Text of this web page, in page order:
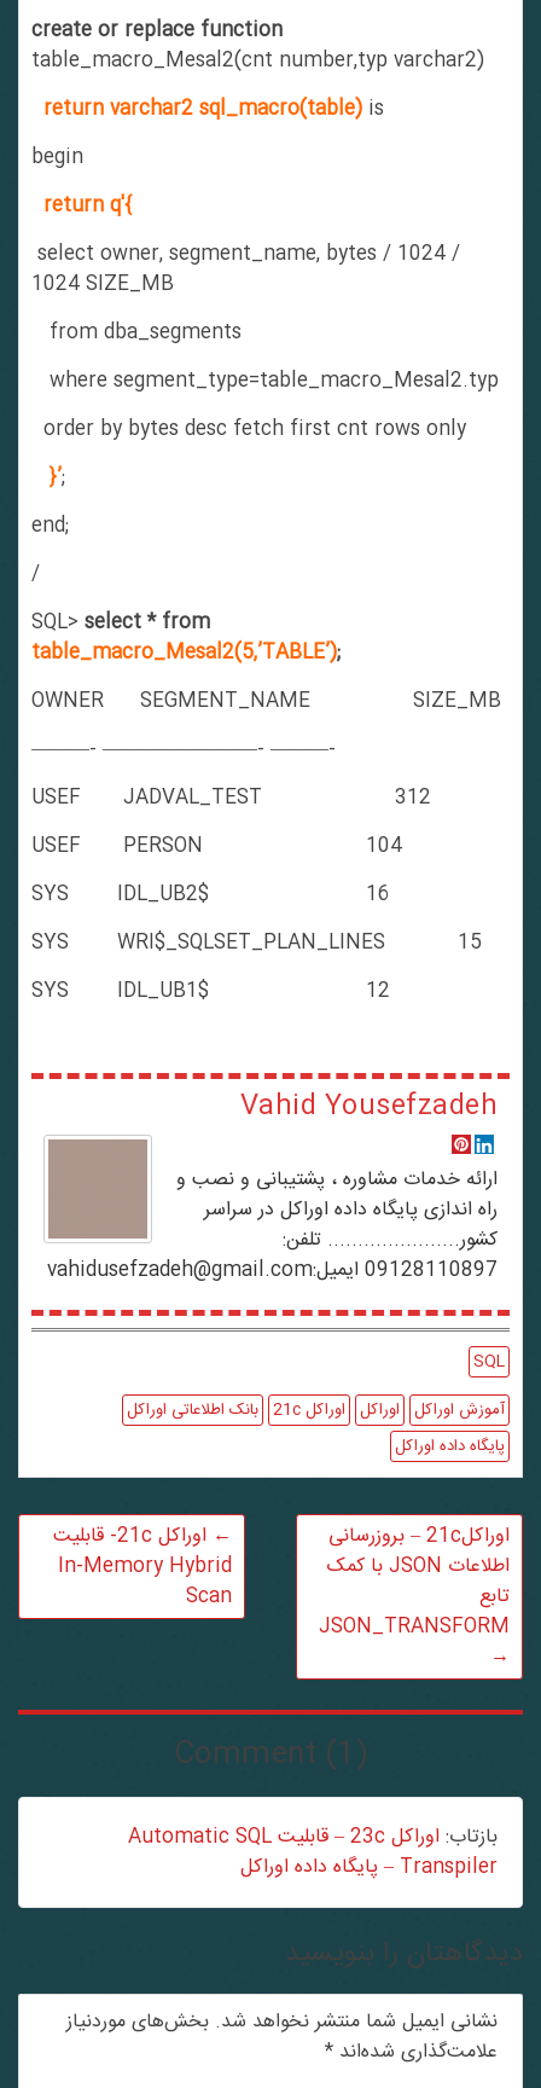
create or replace function
table_macro_Mesal2(cnt number,typ varchar2)
return varchar2 sql_macro(table)
begin
return q'{
select owner, segment_name, bytes / 1024 /
1024 SIZE_MB
from dba_segments
where segment_type=table_macro_Mesal2.typ
order by bytes desc fetch first cnt rows only
end;
SQL>select * from
table_macro_Mesal2(5,’TABLE’)
OWNER SEGMENT_NAME SIZE_MB
———- ————————- ———-
USEF JADVAL_TEST 312
USEF PERSON 104
SYS IDL_UB2$ 16
SYS WRI$_SQLSET_PLAN_LINES 15
SYS IDL_UB1$ 12
Vahid Yousefzadeh
ارائه خدمات مشاوره ، پشتیبانی و نصب و
راه اندازی پایگاه داده اوراکل در سراسر
کشور...................... تلفن:
09128110897 ایمیل:vahidusefzadeh@gmail.com
آموزش اوراکل اوراکل اوراکل 21c
بانک اطلاعاتی اوراکل
پایگاه داده اوراکل
اوراکل 21c- قابلیت
In-Memory Hybrid
Scan
اوراکل21c – بروزرسانی
اطلاعات JSON با کمک
JSON_TRANSFORM
Comment (1)
بازتاب:
اوراکل 23c – قابلیت Automatic SQL
Transpiler – پایگاه داده اوراکل
را بنویسید
نشانی ایمیل شما منتشر نخواهد شد. بخش‌های موردنیاز
علامت‌گذاری شده‌اند*